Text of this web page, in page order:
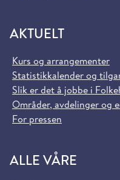
AKTUELT
Kurs og arrangementer
Statistikkalender og
Slik er det å jobbe i
Områder, avdelinger og
For pressen
ALLE VÅRE